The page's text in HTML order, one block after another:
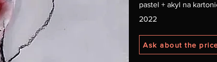
pastel + akyl na
2022
Ask about the